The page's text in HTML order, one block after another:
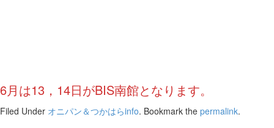
6月は13，14日がBIS南館となります。
Filed Under オニパン＆つかはらinfo. Bookmark the permalink.